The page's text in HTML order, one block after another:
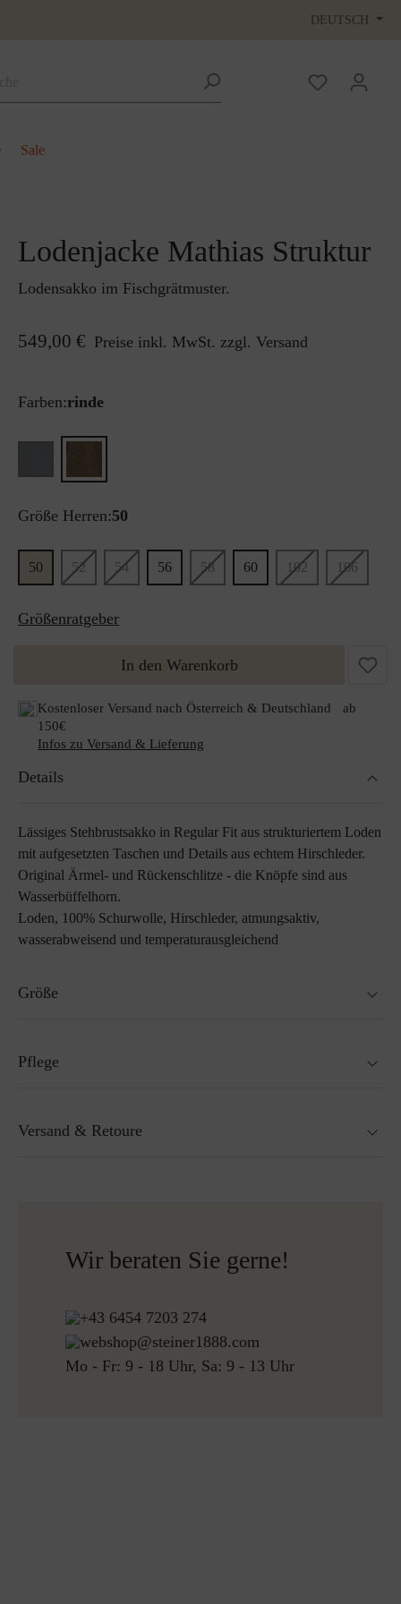
DEUTSCH
Sale
Lodenjacke Mathias Struktur
Lodensakko im Fischgrätmuster.
549,00 € Preise inkl. MwSt. zzgl. Versand
Farben:rinde
Größe Herren:50
50 52 54 56 58 60 102 106
Größenratgeber
In den Warenkorb
Kostenloser Versand nach Österreich & Deutschland ab
150€
Infos zu Versand & Lieferung
Details
Lässiges Stehbrustsakko in Regular Fit aus strukturiertem Loden
mit aufgesetzten Taschen und Details aus echtem Hirschleder.
Original Ärmel- und Rückenschlitze - die Knöpfe sind aus
Wasserbüffelhorn.
Loden, 100% Schurwolle, Hirschleder, atmungsaktiv,
wasserabweisend und temperaturausgleichend
Größe
Model ist 189cm groß und trägt Größe 50.
Pflege
Nicht Trockner geeignet
Versand & Retoure
Kostenlose Rücksendung
Wir beraten Sie gerne!
+43 6454 7203 274
webshop@steiner1888.com
Mo - Fr: 9 - 18 Uhr, Sa: 9 - 13 Uhr